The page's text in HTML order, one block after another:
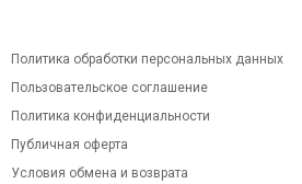
Политика обработки персональных данных
Пользовательское соглашение
Политика конфиденциальности
Публичная оферта
Условия обмена и возврата